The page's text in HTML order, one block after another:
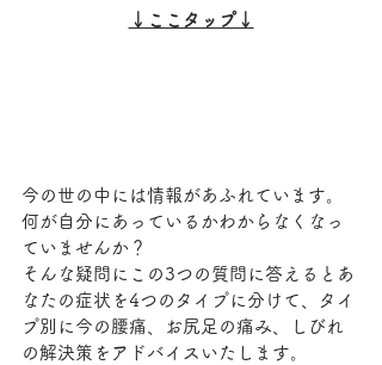
↓ここタップ↓
今の世の中には情報があふれています。
何が自分にあっているかわからなくなっ
ていませんか？
そんな疑問にこの3つの質問に答えるとあ
なたの症状を4つのタイプに分けて、タイ
プ別に今の腰痛、お尻足の痛み、しびれ
の解決策をアドバイスいたします。